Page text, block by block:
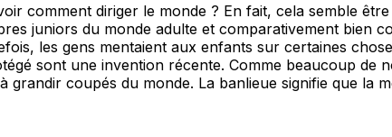
comment diriger le monde ? En fait, cela semble
juniors du monde adulte et comparativement bien
les gens mentaient aux enfants sur certaines
sont une invention récente. Comme beaucoup de
grandir coupés du monde. La banlieue signifie que la